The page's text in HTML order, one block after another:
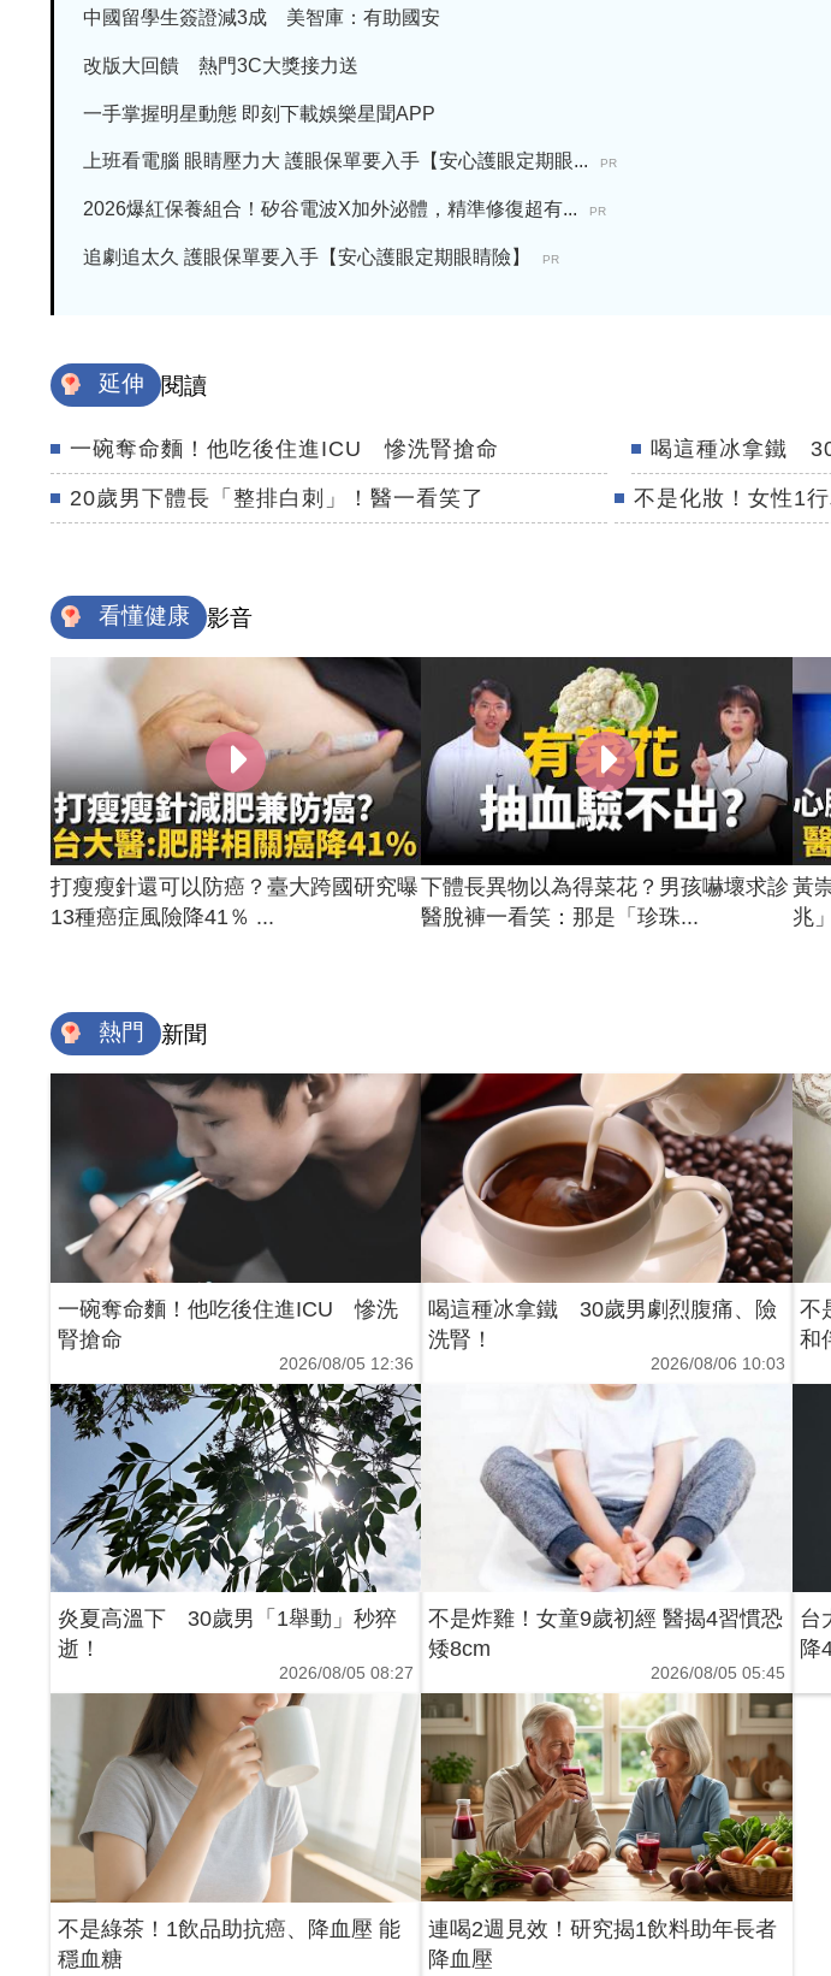
中國留學生簽證減3成 美智庫：有助國安
改版大回饋 熱門3C大獎接力送
一手掌握明星動態 即刻下載娛樂星聞APP
上班看電腦 眼睛壓力大 護眼保單要入手【安心護眼定期眼... PR
2026爆紅保養組合！矽谷電波X加外泌體，精準修復超有... PR
追劇追太久 護眼保單要入手【安心護眼定期眼睛險】 PR
延伸 閱讀
一碗奪命麵！他吃後住進ICU 慘洗腎搶命 喝這種冰拿鐵 30
20歲男下體長「整排白刺」！醫一看笑了 不是化妝！女性1
看懂健康 影音
打瘦瘦針還可以防癌？臺大跨國研究曝
13種癌症風險降41％ ...
下體長異物以為得菜花？男孩嚇壞求診
醫脫褲一看笑：那是「珍珠...
黃
兆
熱門 新聞
一碗奪命麵！他吃後住進ICU 慘洗
腎搶命
2026/08/05 12:36
喝這種冰拿鐵 30歲男劇烈腹痛、險
洗腎！
2026/08/06 10:03
不
和
炎夏高溫下 30歲男「1舉動」秒猝
逝！
2026/08/05 08:27
不是炸雞！女童9歲初經 醫揭4習慣恐
矮8cm
2026/08/05 05:45
台
降
不是綠茶！1飲品助抗癌、降血壓 能
穩血糖
連喝2週見效！研究揭1飲料助年長者
降血壓